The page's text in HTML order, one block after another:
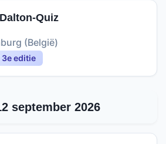
Quiz
(België)
3e editie
september 2026